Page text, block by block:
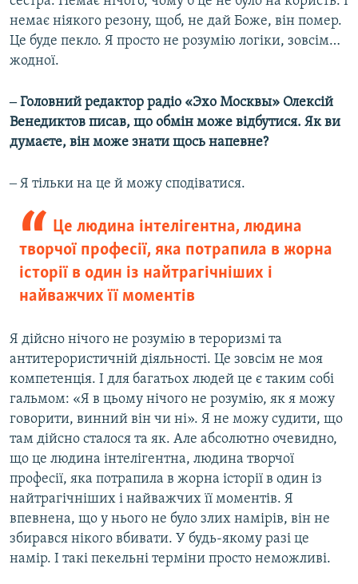
немає ніякого резону, щоб, не дай Боже, він помер.
Це буде пекло. Я просто не розумію логіки, зовсім…
жодної.
‒ Головний редактор радіо «Эхо Москвы» Олексій
Венедиктов писав, що обмін може відбутися. Як ви
думаєте, він може знати щось напевне?
‒ Я тільки на це й можу сподіватися.
Це людина інтелігентна, людина
творчої професії, яка потрапила в жорна
історії в один із найтрагічніших і
найважчих її моментів
Я дійсно нічого не розумію в тероризмі та
антитерористичній діяльності. Це зовсім не моя
компетенція. І для багатьох людей це є таким собі
гальмом: «Я в цьому нічого не розумію, як я можу
говорити, винний він чи ні». Я не можу судити, що
там дійсно сталося та як. Але абсолютно очевидно,
що це людина інтелігентна, людина творчої
професії, яка потрапила в жорна історії в один із
найтрагічніших і найважчих її моментів. Я
впевнена, що у нього не було злих намірів, він не
збирався нікого вбивати. У будь-якому разі це
намір. І такі пекельні терміни просто неможливі.